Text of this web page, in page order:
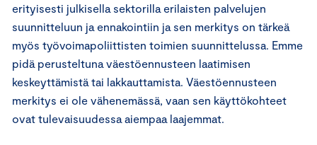
erityisesti julkisella sektorilla erilaisten palvelujen
suunnitteluun ja ennakointiin ja sen merkitys on tärkeä
myös työvoimapoliittisten toimien suunnittelussa. Emme
pidä perusteltuna väestöennusteen laatimisen
keskeyttämistä tai lakkauttamista. Väestöennusteen
merkitys ei ole vähenemässä, vaan sen käyttökohteet
ovat tulevaisuudessa aiempaa laajemmat.